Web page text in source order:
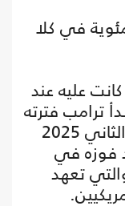
في كلا
عليه عند
ترامب فترته
الرئاسية ولايته في يناير كانون الثاني 2025
بالمئة بعد فوزه في
الرئاسية لعام 2024 والتي تعهد